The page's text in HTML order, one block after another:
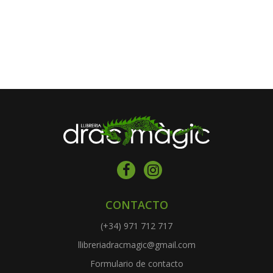
CONTACTO
(+34) 971 712 717
llibreriadracmagic@gmail.com
Formulario de contacto